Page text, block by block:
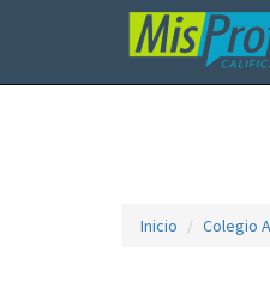
Inicio Colegio